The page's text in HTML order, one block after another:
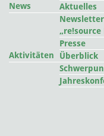
News
Aktuelles
Newsletter
„re!source
Presse
Aktivitäten
Überblick